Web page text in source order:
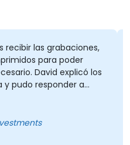
las grabaciones,
para poder
David explicó los
pudo responder a
conocedor del tema.